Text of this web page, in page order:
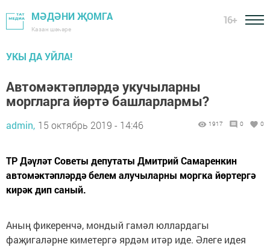
МӘДӘНИ ҖОМГА
Казан шәһәре
16+
УКЫ ДА УЙЛА!
Автомәктәпләрдә укучыларны
моргларга йөртә башларлармы?
admin, 15 октябрь 2019 - 14:46 1917 0 0
ТР Дәүләт Советы депутаты Дмитрий Самаренкин
автомәктәпләрдә белем алучыларны моргка йөртергә
кирәк дип саный.
Аның фикеренчә, мондый гамәл юллардагы
фаҗигаләрне киметергә ярдәм итәр иде. Әлеге идея